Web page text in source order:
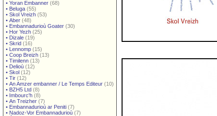
• Yoran Embanner (68)
• Beluga (55)
• Skol Vreizh (53)
• Aber (48)
• Embannadurioù Goater (30)
• Hor Yezh (25)
• Dizale (19)
• Skrid (16)
• Lennomp (15)
• Coop Breizh (13)
• Timilenn (13)
• Delioù (12)
• Skol (12)
• Tir (12)
• An Amzer embanner / Le Temps Editeur (10)
• BZH5 Ltd (8)
• Imbourc'h (8)
• An Treizher (7)
• Embannadurioù ar Peniti (7)
• Nadoz-Vor Embannadurioù (7)